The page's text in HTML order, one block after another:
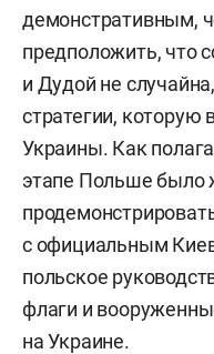
демонстративным,
предположить, что
и Дудой не
стратегии,
Украины. Как
этапе Польше было
с официальным
польское
флаги и
на Украине.